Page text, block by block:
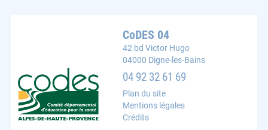
CoDES 04 : Comité départemental d'éducation pour la
CoDES 04
42 bd Victor Hugo
04000 Digne-les-Bains
04 92 32 61 69
Plan du site
Mentions légales
Crédits